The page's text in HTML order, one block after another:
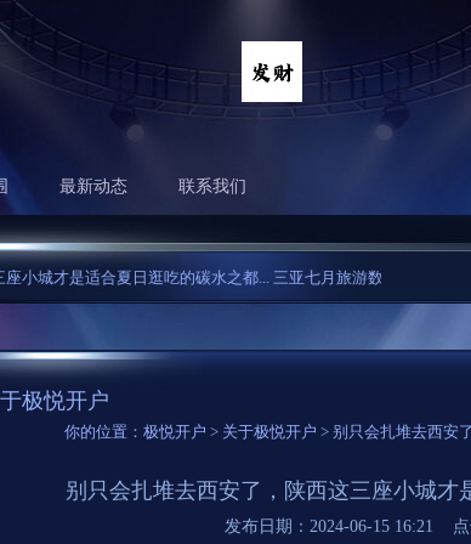
最新动态 联系我们
的碳水之都... 三亚七月旅游数据出炉，暑期好像没有崩...
极悦开户
你的位置： 极悦开户 > 关于极悦开户 > 别只会扎堆去西安
别只会扎堆去西安了，陕西这三座小城才
发布日期：2024-06-15 16:21 点